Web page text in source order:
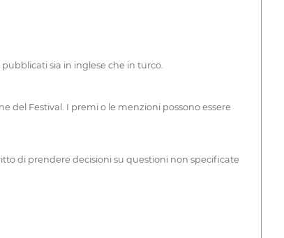
sia in inglese che in turco.
Festival. I premi o le menzioni possono essere
di prendere decisioni su questioni non specificate